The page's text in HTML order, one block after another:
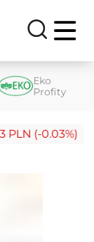
Eko
Profity
(-0.03%)